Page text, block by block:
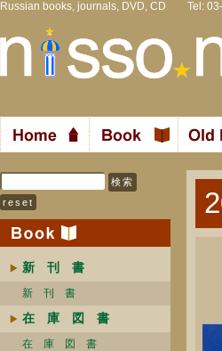
Russian books, journals, DVD, CD Tel:
新 刊 書
新 刊 書
在 庫 図 書
在 庫 図 書